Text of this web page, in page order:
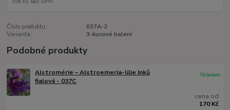
Číslo produktu:
037A-2
Varianta:
3-kusové balení
Podobné produkty
Alstromérie – Alstroemeria-lilie Inků
fialová - 037C
cena od
170 Kč
Skladem